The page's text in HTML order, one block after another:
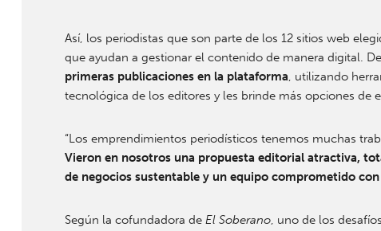
Así, los periodistas que son parte de los 12 sitios web
que ayudan a gestionar el contenido de manera digital.
primeras publicaciones en la plataforma, utilizando
tecnológica de los editores y les brinde más opciones de
“Los emprendimientos periodísticos tenemos muchas
Vieron en nosotros una propuesta editorial atractiva,
de negocios sustentable y un equipo comprometido
Según la cofundadora de El Soberano, uno de los